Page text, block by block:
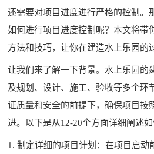
还需要对项目进度进行严格的控制。
如何进行项目进度控制呢？本文将带
方法和技巧，让你在建造水上乐园的
让我们来了解一下背景。水上乐园的
及规划、设计、施工、验收等多个环
证质量和安全的前提下，确保项目按
进。以下是从12-20个方面详细阐述如
1. 制定详细的项目计划：在项目启动